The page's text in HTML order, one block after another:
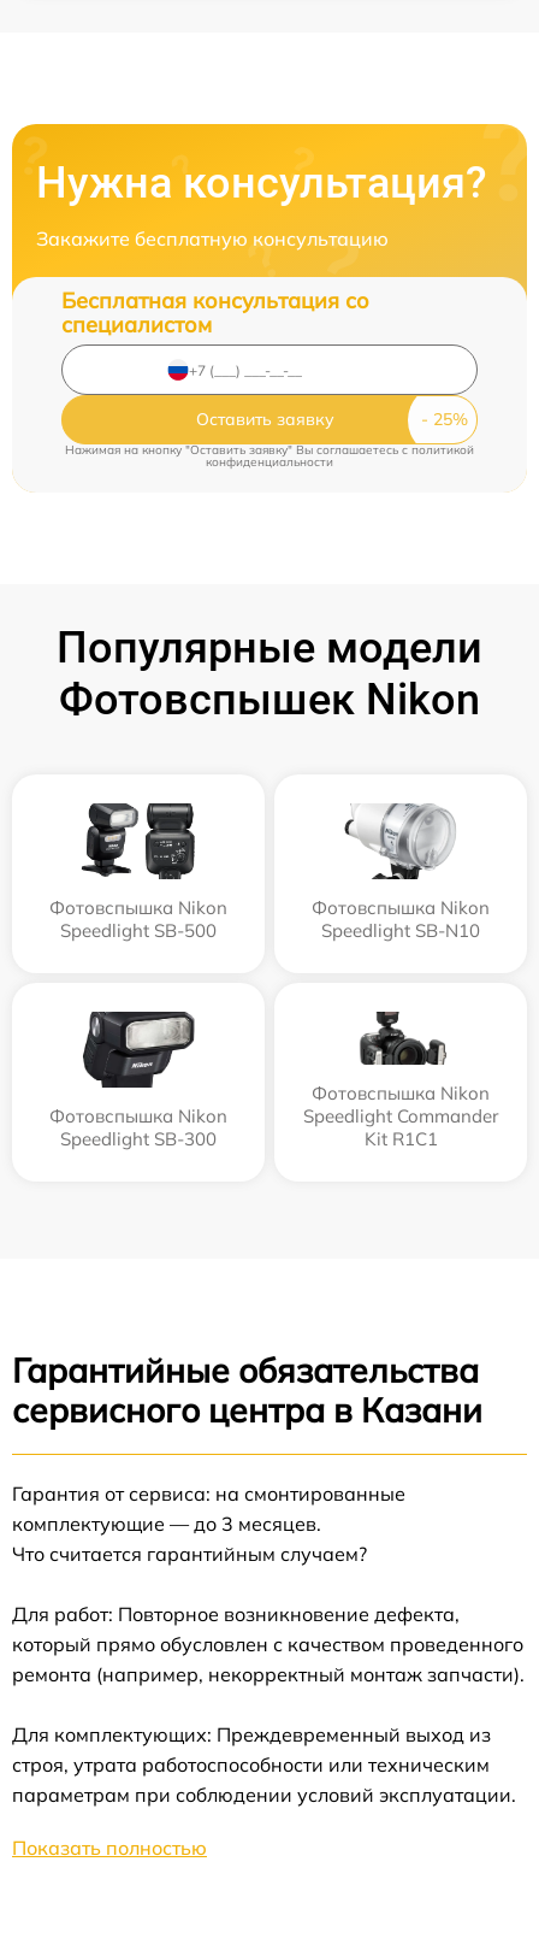
Нужна консультация?
Закажите бесплатную консультацию
Бесплатная консультация со
специалистом
Оставить заявку
Нажимая на кнопку "Оставить заявку" Вы соглашаетесь cполитикой
конфиденциальности
Популярные модели
Фотовспышек Nikon
Фотовспышка Nikon
Speedlight SB-500
Фотовспышка Nikon
Speedlight SB-N10
Фотовспышка Nikon
Speedlight SB-300
Фотовспышка Nikon
Speedlight Commander
Kit R1C1
Гарантийные обязательства
сервисного центра в Казани
Гарантия от сервиса: на смонтированные
комплектующие — до 3 месяцев.
Что считается гарантийным случаем?
Для работ: Повторное возникновение дефекта,
который прямо обусловлен с качеством проведенного
ремонта (например, некорректный монтаж запчасти).
Для комплектующих: Преждевременный выход из
строя, утрата работоспособности или техническим
параметрам при соблюдении условий эксплуатации.
Показать полностью